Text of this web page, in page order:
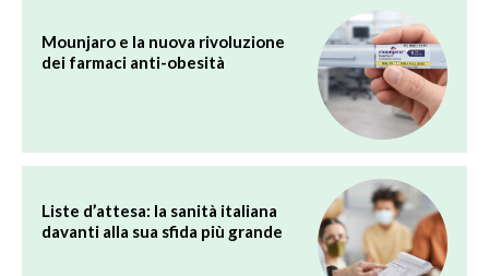
Mounjaro e la nuova rivoluzione
dei farmaci anti-obesità
Liste d’attesa: la sanità italiana
davanti alla sua sfida più grande